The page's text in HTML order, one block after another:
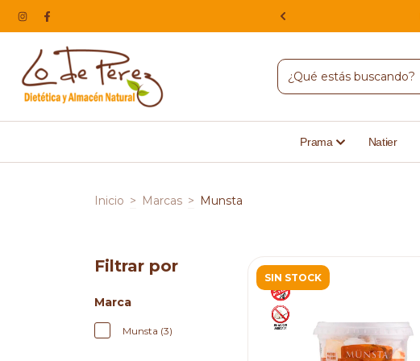
HACEMOS ENVIOS A TODO EL PAIS
Prama Natier
Inicio > Marcas > Munsta
Filtrar por
Marca
Munsta (3)
SIN STOCK